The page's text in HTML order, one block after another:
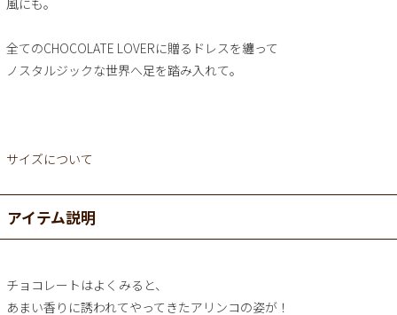
全てのCHOCOLATE LOVERに贈るドレスを纏って
ノスタルジックな世界へ足を踏み入れて。
サイズについて
アイテム説明
チョコレートはよくみると、
あまい香りに誘われてやってきたアリンコの姿が！